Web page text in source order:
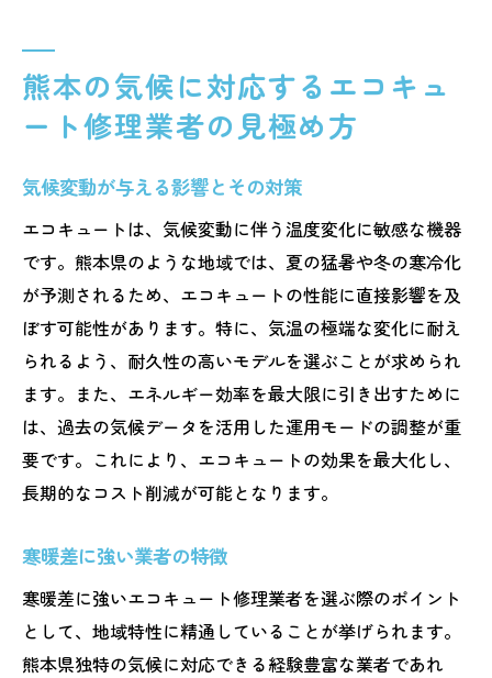
熊本の気候に対応するエコキュ
ート修理業者の見極め方
気候変動が与える影響とその対策
エコキュートは、気候変動に伴う温度変化に敏感な機器
です。熊本県のような地域では、夏の猛暑や冬の寒冷化
が予測されるため、エコキュートの性能に直接影響を及
ぼす可能性があります。特に、気温の極端な変化に耐え
られるよう、耐久性の高いモデルを選ぶことが求められ
ます。また、エネルギー効率を最大限に引き出すために
は、過去の気候データを活用した運用モードの調整が重
要です。これにより、エコキュートの効果を最大化し、
長期的なコスト削減が可能となります。
寒暖差に強い業者の特徴
寒暖差に強いエコキュート修理業者を選ぶ際のポイント
として、地域特性に精通していることが挙げられます。
熊本県独特の気候に対応できる経験豊富な業者であれ